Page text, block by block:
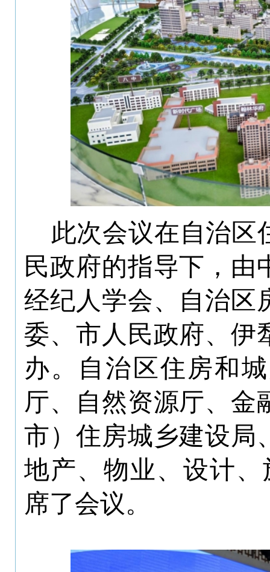
此次会议在自治区
民政府的指导下，由
经纪人学会、自治区
委、市人民政府、伊
办。自治区住房和
厅、自然资源厅、金
市）住房城乡建设局
地产、物业、设计
席了会议。